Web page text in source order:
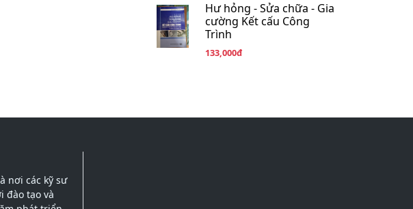
Hư hỏng - Sửa chữa - Gia
cường Kết cấu Công
Trình
133,000đ
nơi các kỹ sư
đào tạo và